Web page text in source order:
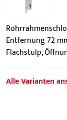
Entfernung 72
Flachstulp,
Alle Varianten